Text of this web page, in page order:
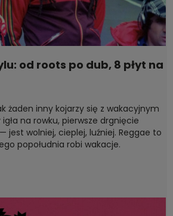
od roots po dub, 8 płyt na
żaden inny kojarzy się z wakacyjnym
na rowku, pierwsze drgnięcie
jest wolniej, cieplej, luźniej.Reggae to
popołudnia robi wakacje.